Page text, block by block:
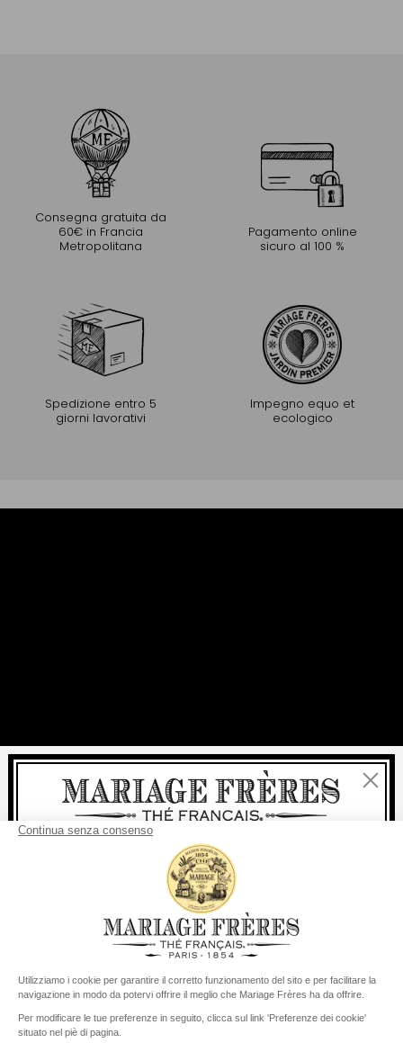
Consegna gratuita da
60€ in Francia
Metropolitana
Pagamento online
sicuro al 100 %
Spedizione entro 5
giorni lavorativi
Impegno equo et
ecologico
Chiudi
Benvenuti
Per ogni acquisto, laconsegna
da 60 € in Francia Metropolitana
per il resto del mondo
Il suo paese di consegna è definito suStati Uniti
Cambiare il paese/la regione